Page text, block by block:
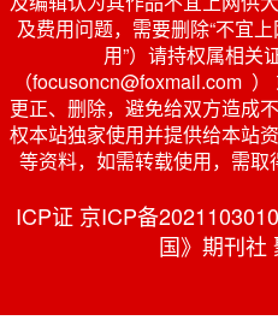
及费用问题，需要删除“不宜
用”）请持权属相关
（focusoncn@foxmail.com
更正、删除，避免给双方造成
权本站独家使用并提供给本站
等资料，如需转载使用，需取
ICP证 京ICP备
国》期刊社